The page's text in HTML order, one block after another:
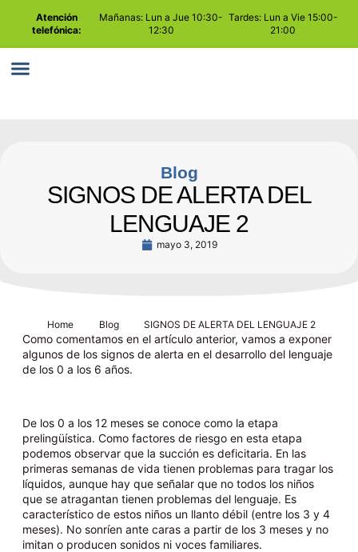
Atención
telefónica:
Mañanas: Lun a Jue 10:30-
12:30
Tardes: Lun a Vie 15:00-
21:00
Blog
SIGNOS DE ALERTA DEL
LENGUAJE 2
mayo 3, 2019
Home Blog SIGNOS DE ALERTA DEL LENGUAJE 2
Como comentamos en el artículo anterior, vamos a exponer
algunos de los signos de alerta en el desarrollo del lenguaje
de los 0 a los 6 años.
De los 0 a los 12 meses se conoce como la etapa
prelingüística. Como factores de riesgo en esta etapa
podemos observar que la succión es deficitaria. En las
primeras semanas de vida tienen problemas para tragar los
líquidos, aunque hay que señalar que no todos los niños
que se atragantan tienen problemas del lenguaje. Es
característico de estos niños un llanto débil (entre los 3 y 4
meses). No sonríen ante caras a partir de los 3 meses y no
imitan o producen sonidos ni voces familiares.